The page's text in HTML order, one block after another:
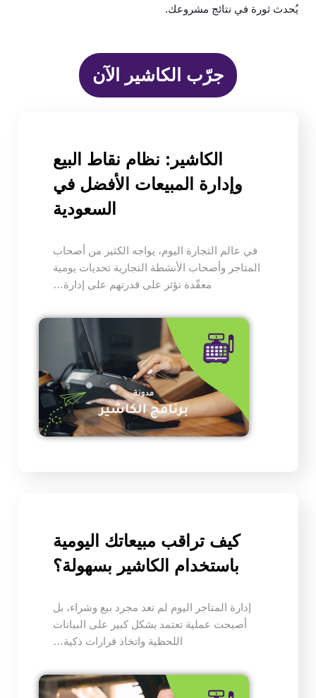
يُحدث ثورة في نتائج مشروعك.
جرّب الكاشير الآن
الكاشير: نظام نقاط البيع
وإدارة المبيعات الأفضل في
السعودية
في عالم التجارة اليوم، يواجه الكثير من أصحاب
المتاجر وأصحاب الأنشطة التجارية تحديات يومية
معقّدة تؤثر على قدرتهم على إدارة…
كيف تراقب مبيعاتك اليومية
باستخدام الكاشير بسهولة؟
إدارة المتاجر اليوم لم تعد مجرد بيع وشراء، بل
أصبحت عملية تعتمد بشكل كبير على البيانات
اللحظية واتخاذ قرارات ذكية…